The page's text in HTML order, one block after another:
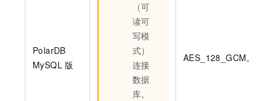
PolarDB
MySQL 版
（可
读可
写模
式）
连接
数据
库。
AES_128_GCM。